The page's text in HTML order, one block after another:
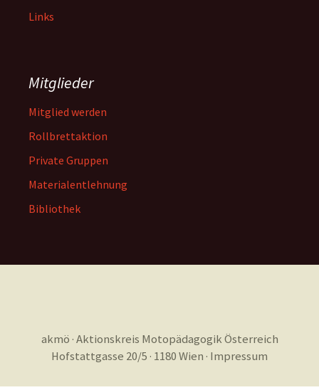
Links
Mitglieder
Mitglied werden
Rollbrettaktion
Private Gruppen
Materialentlehnung
Bibliothek
akmö · Aktionskreis Motopädagogik Österreich
Hofstattgasse 20/5 · 1180 Wien · Impressum